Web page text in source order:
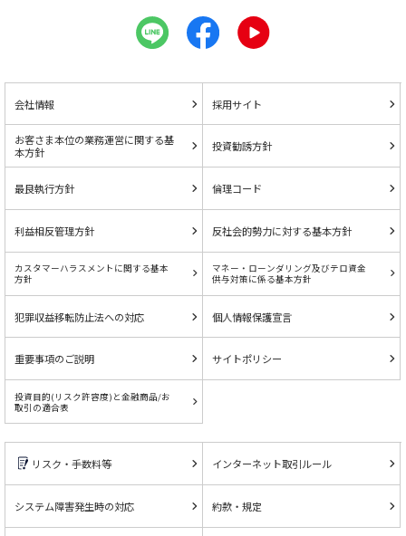
会社情報 採用サイト
お客さま本位の業務運営に関する基
本方針
投資勧誘方針
最良執行方針 倫理コード
利益相反管理方針 反社会的勢力に対する基本方針
カスタマーハラスメントに関する基本
方針
マネー・ローンダリング及びテロ資金
供与対策に係る基本方針
犯罪収益移転防止法への対応 個人情報保護宣言
重要事項のご説明 サイトポリシー
投資目的(リスク許容度)と金融商品/お
取引の適合表
リスク・手数料等 インターネット取引ルール
システム障害発生時の対応 約款・規定